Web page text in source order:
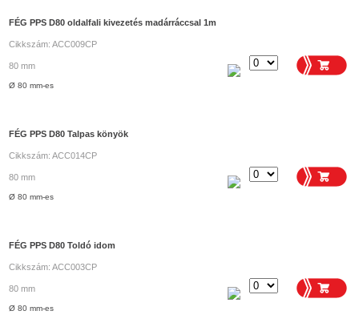
FÉG PPS D80 oldalfali kivezetés madárráccsal 1m
Cikkszám: ACC009CP
80 mm
Ø 80 mm-es
FÉG PPS D80 Talpas könyök
Cikkszám: ACC014CP
80 mm
Ø 80 mm-es
FÉG PPS D80 Toldó idom
Cikkszám: ACC003CP
80 mm
Ø 80 mm-es